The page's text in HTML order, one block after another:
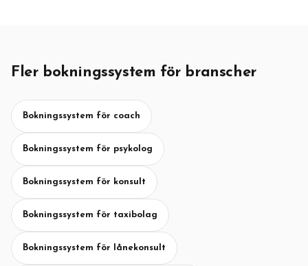
Fler bokningssystem för branscher
Bokningssystem för coach
Bokningssystem för psykolog
Bokningssystem för konsult
Bokningssystem för taxibolag
Bokningssystem för lånekonsult